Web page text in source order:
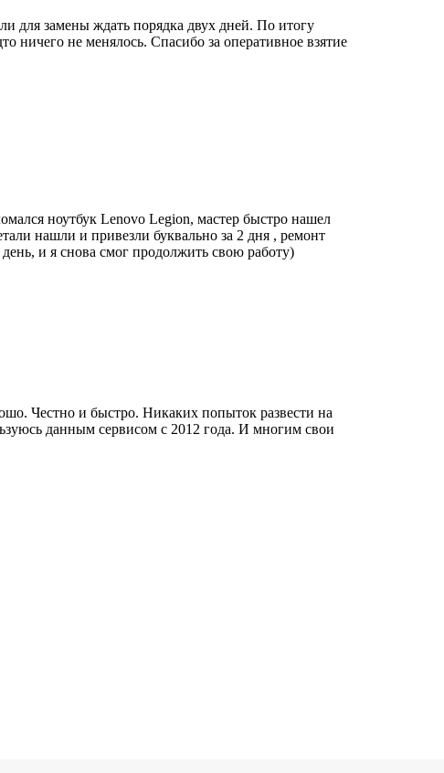
для замены ждать порядка двух дней. По итогу
ничего не менялось. Спасибо за оперативное взятие
ноутбук Lenovo Legion, мастер быстро нашел
нашли и привезли буквально за 2 дня , ремонт
и я снова смог продолжить свою работу)
Честно и быстро. Никаких попыток развести на
данным сервисом с 2012 года. И многим свои